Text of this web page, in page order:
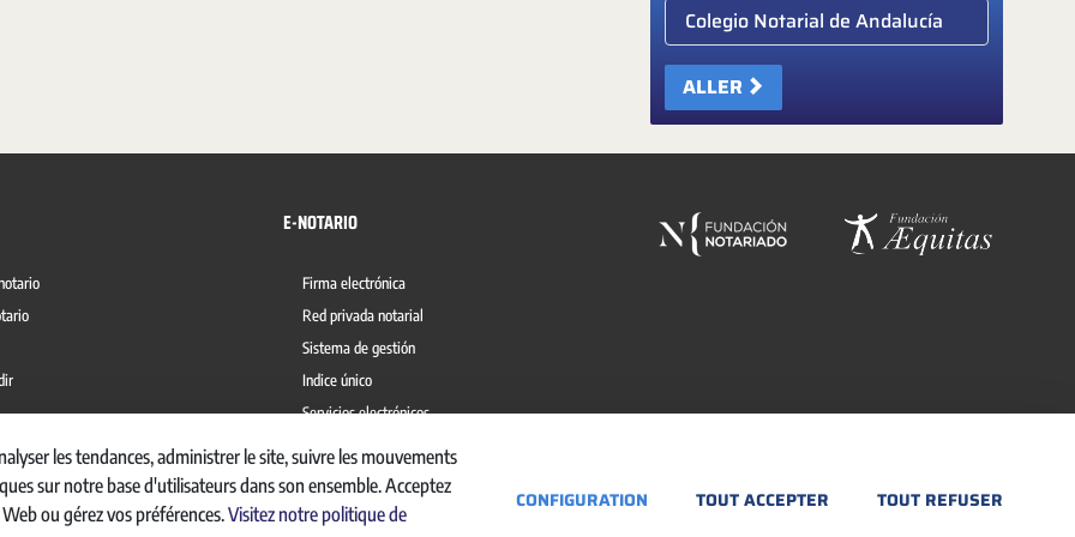
Elige colegio notarial
ALLER
blanqueo de capitales
E-NOTARIO
Firma electrónica
Red privada notarial
Sistema de gestión
Indice único
Servicios electrónicos
Ábaco
les tendances, administrer le site, suivre les mouvements
sur notre base d'utilisateurs dans son ensemble. Acceptez
ou gérez vos préférences.Visitez notre politique de
CONFIGURATION TOUT ACCEPTER TOUT REFUSER